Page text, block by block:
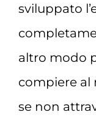
sviluppato
altro modo
compiere al
se non